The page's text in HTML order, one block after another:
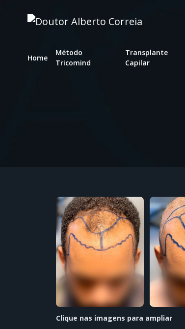
Home
Método
Tricomind
Transplante
Capilar
Clique nas imagens para ampliar